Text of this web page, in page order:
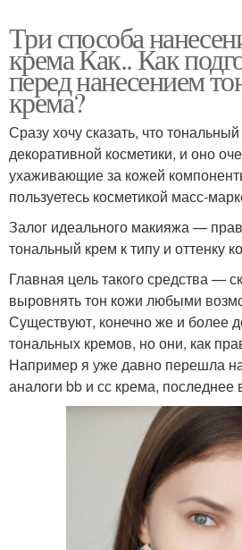
Три способа
крема Как.. Как
перед нанесением
крема?
Сразу хочу сказать, что
декоративной косметики, и оно
ухаживающие за кожей
пользуетесь косметикой масс-
Залог идеального макияжа —
тональный крем к типу и оттенку
Главная цель такого средства —
выровнять тон кожи любыми
Существуют, конечно же и более
тональных кремов, но они, как
Например я уже давно перешла
аналоги bb и сс крема,